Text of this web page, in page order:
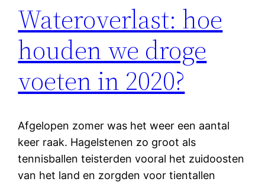
Wateroverlast: hoe
houden we droge
voeten in 2020?
Afgelopen zomer was het weer een aantal
keer raak. Hagelstenen zo groot als
tennisballen teisterden vooral het zuidoosten
van het land en zorgden voor tientallen